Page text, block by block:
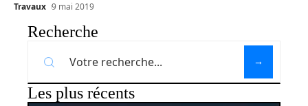
Travaux 9 mai 2019
Recherche
Les plus récents